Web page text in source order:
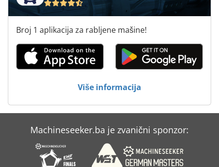
Mebusa
Mikser
Safmig
Wemas
Zamotajte
Broj 1 aplikacija za rabljene mašine!
Više informacija
Machineseeker.ba je zvanični sponzor: